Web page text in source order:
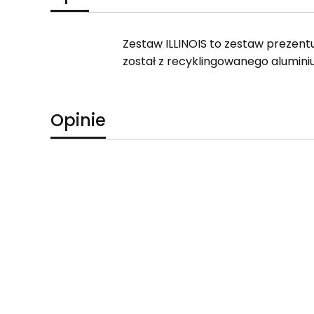
Zestaw ILLINOIS to zestaw
został z recyklingowanego
Opinie